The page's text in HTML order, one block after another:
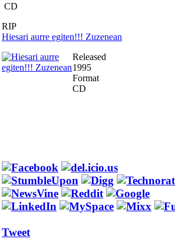
CD
RIP
Hiesari aurre egiten!!! Zuzenean
Released
1995
Format
CD
Tweet